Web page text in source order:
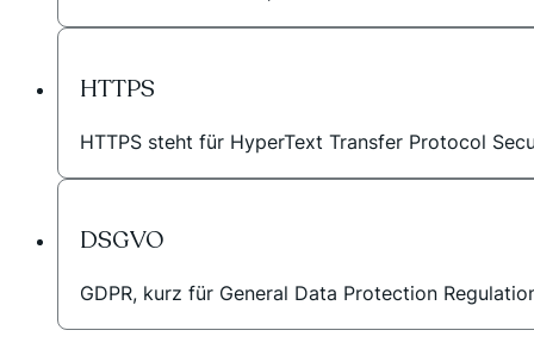
HTTPS
HTTPS steht für HyperText Transfer Protocol
DSGVO
GDPR, kurz für General Data Protection